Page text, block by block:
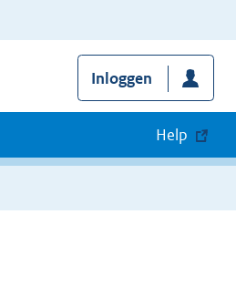
Inloggen
Help